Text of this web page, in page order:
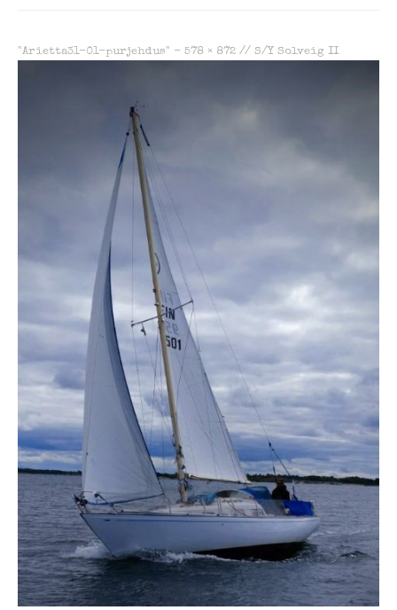
"Arietta31-01-purjehdus" - 578 × 872 // S/Y Solveig II